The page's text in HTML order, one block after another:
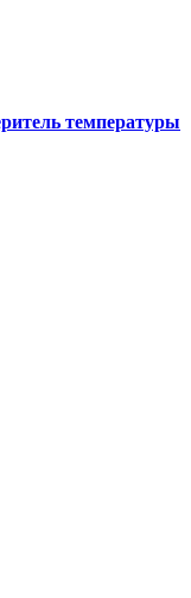
температуры